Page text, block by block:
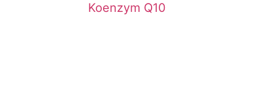
Koenzym Q10